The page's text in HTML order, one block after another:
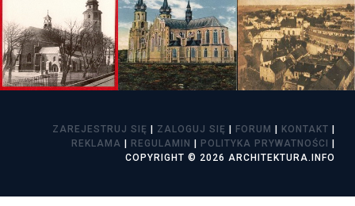
ZAREJESTRUJ SIĘ | ZALOGUJ SIĘ | FORUM | KONTAKT |
REKLAMA | REGULAMIN | POLITYKA PRYWATNOŚCI |
COPYRIGHT © 2026 ARCHITEKTURA.INFO